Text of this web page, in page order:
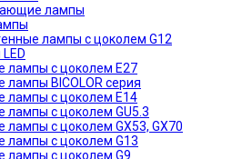
лампы
лампы с цоколем G12
лампы с цоколем E27
BICOLOR серия
лампы с цоколем E14
лампы с цоколем GU5.3
лампы с цоколем GX53, GX70
лампы с цоколем G13
лампы с цоколем G9